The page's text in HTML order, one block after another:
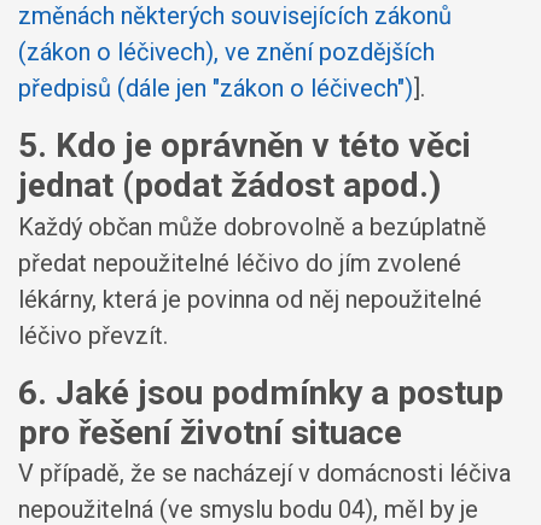
změnách některých souvisejících zákonů
(zákon o léčivech), ve znění pozdějších
předpisů (dále jen "zákon o léčivech")].
5. Kdo je oprávněn v této věci
jednat (podat žádost apod.)
Každý občan může dobrovolně a bezúplatně
předat nepoužitelné léčivo do jím zvolené
lékárny, která je povinna od něj nepoužitelné
léčivo převzít.
6. Jaké jsou podmínky a postup
pro řešení životní situace
V případě, že se nacházejí v domácnosti léčiva
nepoužitelná (ve smyslu bodu 04), měl by je